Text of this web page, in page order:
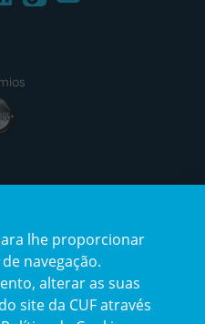
lhe proporcionar
navegação.
alterar as suas
site da CUF através